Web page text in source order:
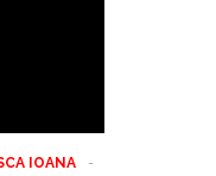
IOANA
-